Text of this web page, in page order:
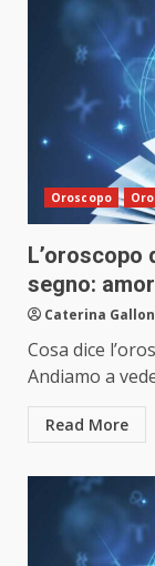
Oroscopo
L’oroscopo
segno:
Caterina
Cosa dice
Andiamo a
Read More